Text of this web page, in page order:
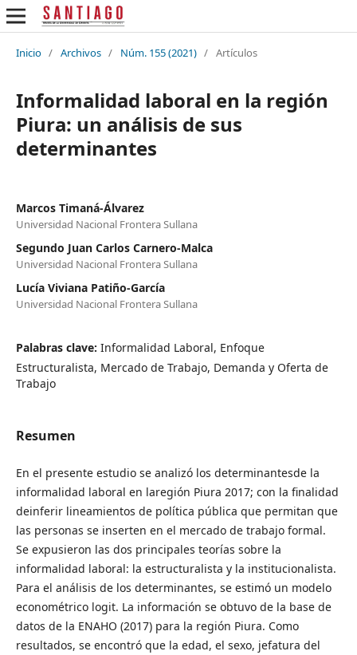
Inicio / Archivos / Núm. 155 (2021) / Artículos
Informalidad laboral en la región
Piura: un análisis de sus
determinantes
Marcos Timaná-Álvarez
Universidad Nacional Frontera Sullana
Segundo Juan Carlos Carnero-Malca
Universidad Nacional Frontera Sullana
Lucía Viviana Patiño-García
Universidad Nacional Frontera Sullana
Palabras clave: Informalidad Laboral, Enfoque
Estructuralista, Mercado de Trabajo, Demanda y Oferta de
Trabajo
Resumen
En el presente estudio se analizó los determinantesde la
informalidad laboral en laregión Piura 2017; con la finalidad
deinferir lineamientos de política pública que permitan que
las personas se inserten en el mercado de trabajo formal.
Se expusieron las dos principales teorías sobre la
informalidad laboral: la estructuralista y la institucionalista.
Para el análisis de los determinantes, se estimó un modelo
econométrico logit. La información se obtuvo de la base de
datos de la ENAHO (2017) para la región Piura. Como
resultados, se encontró que la edad, el sexo, jefatura del